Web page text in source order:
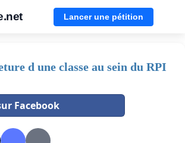
Lancer une pétition
d une classe au sein du RPI
Facebook